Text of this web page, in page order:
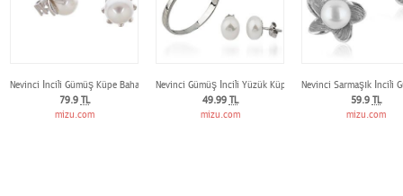
Nevinci İncili Gümüş Küpe Bahar 925 Ayar
79.9 TL
mizu.com
Nevinci Gümüş İncili Yüzük Küpe Seti
49.99 TL
mizu.com
Nevinci Sarmaşık İncili
59.9 TL
mizu.com